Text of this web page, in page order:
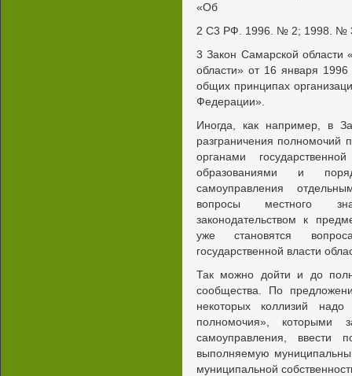
«Об
2 C3 РФ. 1996. № 2; 1998. №
3 Закон Самарской
области» от 16 января
общих принципах
Федерации».
Иногда, как например, в
разграничения полномочий
органами
образованиями и
самоуправления
вопросы местного
законодательством к
уже становятся
государственной власти
Так можно дойти и до
сообщества. По
некоторых коллизий
полномочия», которыми
самоуправления, ввести
выполняемую
муниципальной